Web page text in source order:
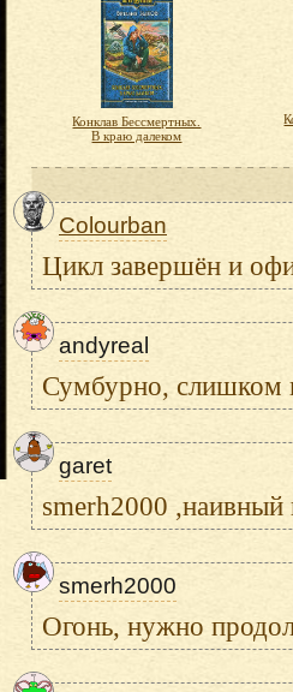
Конклав Бессмертных.
В краю далеком
Colourban
Цикл завершён и
andyreal
Сумбурно, слишком
garet
smerh2000 ,наивный
smerh2000
Огонь, нужно